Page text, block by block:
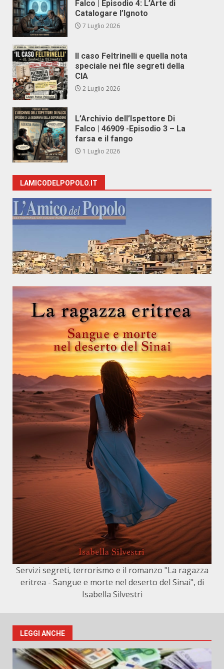
Falco | Episodio 4: L’Arte di
Catalogare l’Ignoto
7 Luglio 2026
Il caso Feltrinelli e quella nota
speciale nei file segreti della
CIA
2 Luglio 2026
L’Archivio dell’Ispettore Di
Falco | 46909 -Episodio 3 – La
farsa e il fango
1 Luglio 2026
LAMICODELPOPOLO.IT
Servizi segreti, terrorismo e il romanzo "La ragazza
eritrea - Sangue e morte nel deserto del Sinai", di
Isabella Silvestri
LEGGI ANCHE